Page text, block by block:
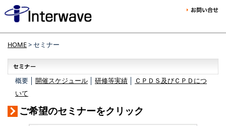
HOME> セミナー
概要 │ 開催スケジュール 研修等実績
ＣＰＤＳ及びＣＰＤにつ
いて
ご希望のセミナーをクリック